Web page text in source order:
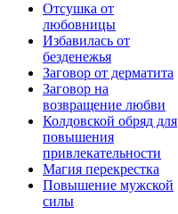
Отсушка от
любовницы
Избавилась от
безденежья
Заговор от дерматита
Заговор на
возвращение любви
Колдовской обряд для
повышения
привлекательности
Магия перекрестка
Повышение мужской
силы